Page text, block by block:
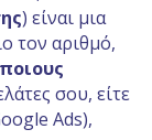
) είναι μια
τον αριθμό,
σου, είτε
Ads),